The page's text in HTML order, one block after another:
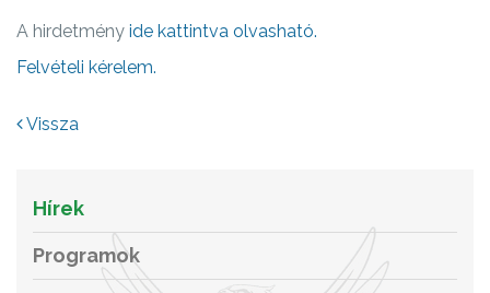
A hirdetmény ide kattintva olvasható.
Felvételi kérelem.
Vissza
Hírek
Programok